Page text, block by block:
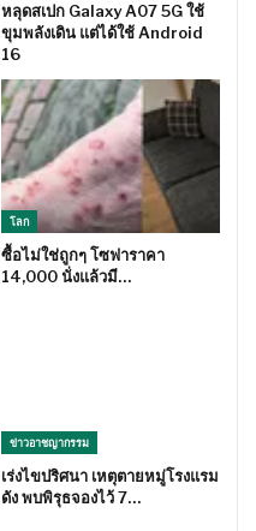
หลุดสเปก Galaxy A07 5G ใช้
ขุมพลังเดิน แต่ได้ใช้ Android
16
โลก
ซื้อไม่ใช่ถูกๆ โซฟาราคา
14,000 นั่งแล้วมี…
ข่าวอาชญากรรม
เร่งไขปริศนา เหตุตายหมู่โรงแรม
ดัง พบพิรุธจองไว้ 7…